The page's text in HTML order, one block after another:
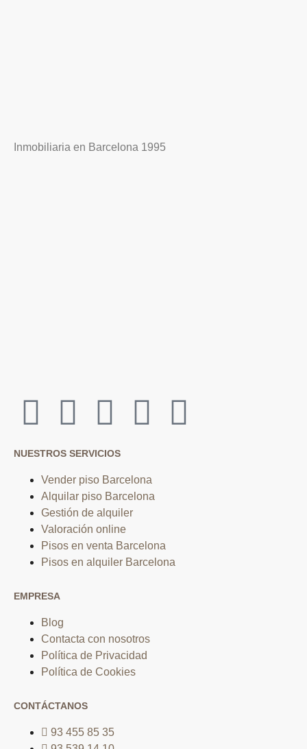
Inmobiliaria en Barcelona 1995
NUESTROS SERVICIOS
Vender piso Barcelona
Alquilar piso Barcelona
Gestión de alquiler
Valoración online
Pisos en venta Barcelona
Pisos en alquiler Barcelona
EMPRESA
Blog
Contacta con nosotros
Política de Privacidad
Política de Cookies
CONTÁCTANOS
93 455 85 35